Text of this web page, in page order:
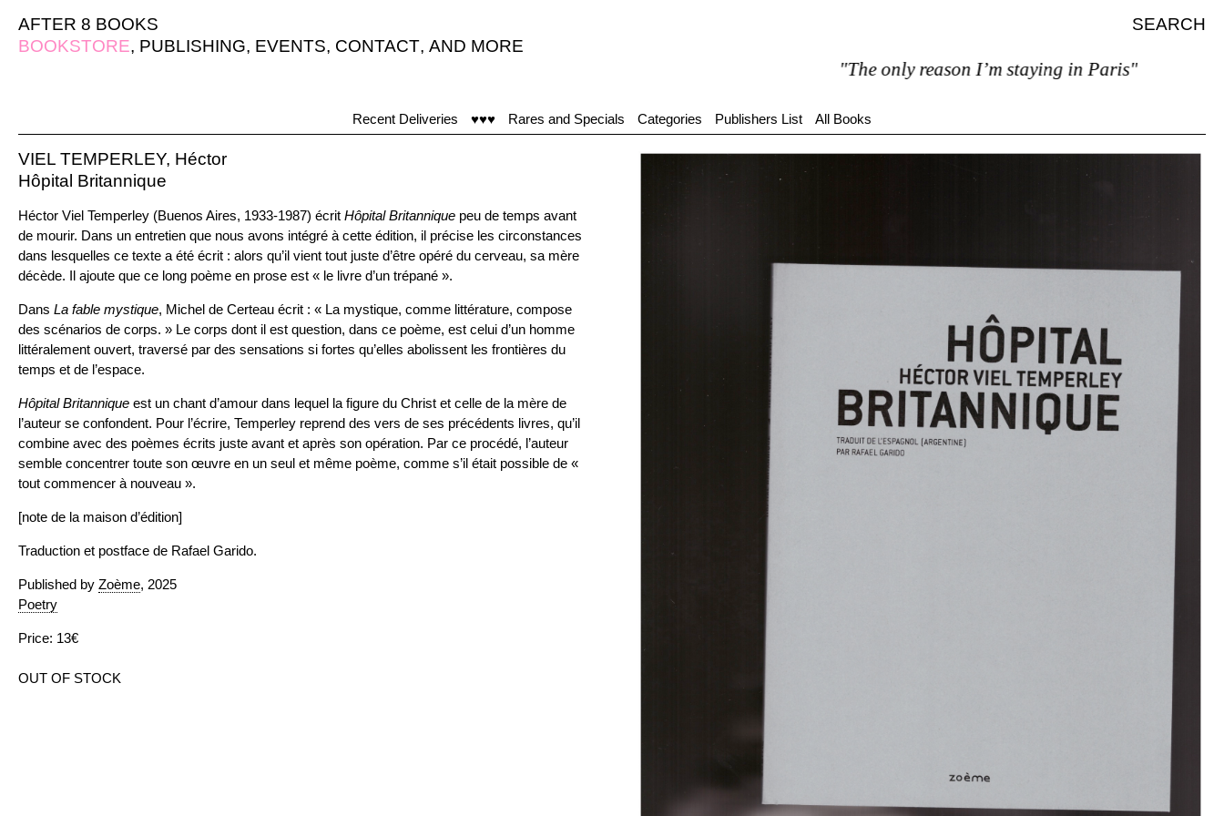
AFTER 8 BOOKS
SEARCH
BOOKSTORE, PUBLISHING, EVENTS, CONTACT, AND MORE
"The only reason I’m staying in Paris"
Recent Deliveries ♥♥♥ Rares and Specials Categories Publishers List All Books
VIEL TEMPERLEY, Héctor
Hôpital Britannique
Héctor Viel Temperley (Buenos Aires, 1933-1987) écrit Hôpital Britannique peu de temps avant
de mourir. Dans un entretien que nous avons intégré à cette édition, il précise les circonstances
dans lesquelles ce texte a été écrit : alors qu’il vient tout juste d’être opéré du cerveau, sa mère
décède. Il ajoute que ce long poème en prose est « le livre d’un trépané ».
Dans La fable mystique, Michel de Certeau écrit : « La mystique, comme littérature, compose
des scénarios de corps. » Le corps dont il est question, dans ce poème, est celui d’un homme
littéralement ouvert, traversé par des sensations si fortes qu’elles abolissent les frontières du
temps et de l’espace.
Hôpital Britannique est un chant d’amour dans lequel la figure du Christ et celle de la mère de
l’auteur se confondent. Pour l’écrire, Temperley reprend des vers de ses précédents livres, qu’il
combine avec des poèmes écrits juste avant et après son opération. Par ce procédé, l’auteur
semble concentrer toute son œuvre en un seul et même poème, comme s’il était possible de «
tout commencer à nouveau ».
[note de la maison d’édition]
Traduction et postface de Rafael Garido.
Published by Zoème, 2025
Poetry
Price: 13€
OUT OF STOCK